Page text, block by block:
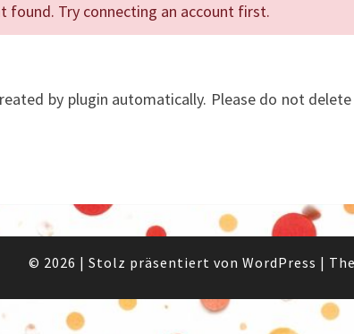
found. Try connecting an account first.
by plugin automatically. Please do not
© 2026 | Stolz präsentiert von WordPress |